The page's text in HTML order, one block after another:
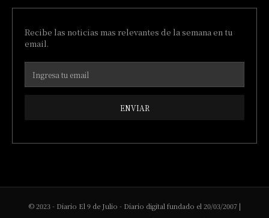
Recibe las noticias mas relevantes de la semana en tu
email.
ENVIAR
© 2023 - Diario El 9 de Julio - Diario digital fundado el 20/03/2007 |